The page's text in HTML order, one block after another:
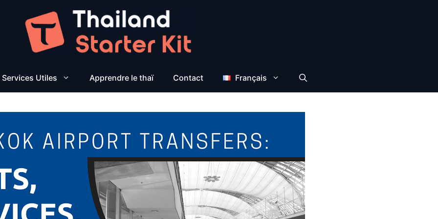
Services Utiles Apprendre le thaï Contact Français